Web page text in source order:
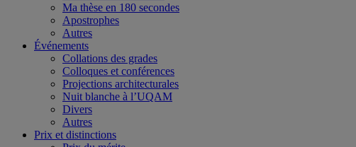
Ma thèse en 180 secondes
Apostrophes
Autres
Événements
Collations des grades
Colloques et conférences
Projections architecturales
Nuit blanche à l’UQAM
Divers
Autres
Prix et distinctions